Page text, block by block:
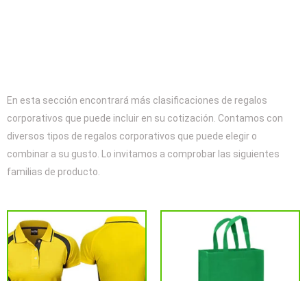
En esta sección encontrará más clasificaciones de regalos
corporativos que puede incluir en su cotización. Contamos con
diversos tipos de regalos corporativos que puede elegir o
combinar a su gusto. Lo invitamos a comprobar las siguientes
familias de producto.